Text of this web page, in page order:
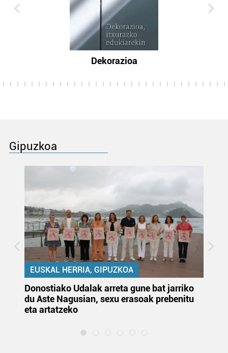
Dekorazioa
Gipuzkoa
EUSKAL HERRIA, GIPUZKOA
Donostiako Udalak arreta gune bat jarriko
du Aste Nagusian, sexu erasoak prebenitu
eta artatzeko